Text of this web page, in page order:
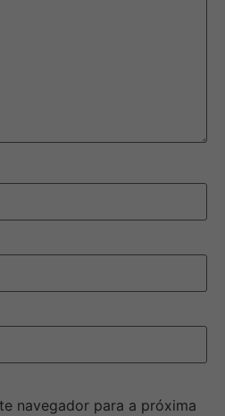
navegador para a próxima